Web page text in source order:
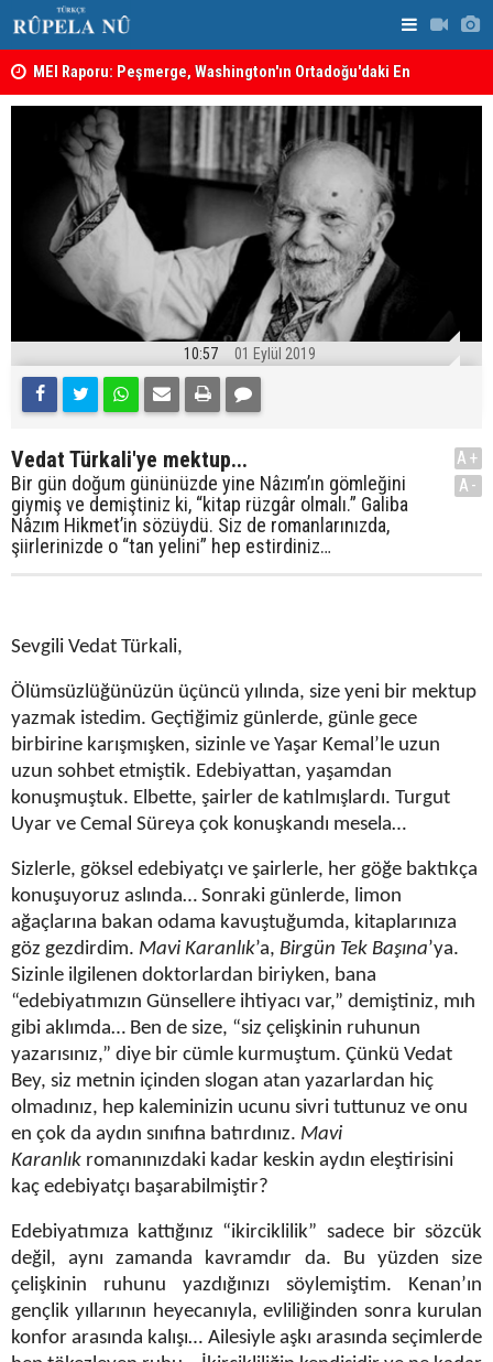
MEI Raporu: Peşmerge, Washington'ın Ortadoğu'daki En
Önemli Güvenlik Ortaklarından Biri ABD'nin
10:57 01 Eylül 2019
Vedat Türkali'ye mektup...
Bir gün doğum gününüzde yine Nâzım’ın gömleğini
giymiş ve demiştiniz ki, “kitap rüzgâr olmalı.” Galiba
Nâzım Hikmet’in sözüydü. Siz de romanlarınızda,
şiirlerinizde o “tan yelini” hep estirdiniz…
A+
A-
Sevgili Vedat Türkali,
Ölümsüzlüğünüzün üçüncü yılında, size yeni bir mektup
yazmak istedim. Geçtiğimiz günlerde, günle gece
birbirine karışmışken, sizinle ve Yaşar Kemal’le uzun
uzun sohbet etmiştik. Edebiyattan, yaşamdan
konuşmuştuk. Elbette, şairler de katılmışlardı. Turgut
Uyar ve Cemal Süreya çok konuşkandı mesela…
Sizlerle, göksel edebiyatçı ve şairlerle, her göğe baktıkça
konuşuyoruz aslında… Sonraki günlerde, limon
ağaçlarına bakan odama kavuştuğumda, kitaplarınıza
göz gezdirdim. Mavi Karanlık’a, Birgün Tek Başına’ya.
Sizinle ilgilenen doktorlardan biriyken, bana
“edebiyatımızın Günsellere ihtiyacı var,” demiştiniz, mıh
gibi aklımda… Ben de size, “siz çelişkinin ruhunun
yazarısınız,” diye bir cümle kurmuştum. Çünkü Vedat
Bey, siz metnin içinden slogan atan yazarlardan hiç
olmadınız, hep kaleminizin ucunu sivri tuttunuz ve onu
en çok da aydın sınıfına batırdınız. Mavi
Karanlık romanınızdaki kadar keskin aydın eleştirisini
kaç edebiyatçı başarabilmiştir?
Edebiyatımıza kattığınız “ikirciklilik” sadece bir sözcük
değil, aynı zamanda kavramdır da. Bu yüzden size
çelişkinin ruhunu yazdığınızı söylemiştim. Kenan’ın
gençlik yıllarının heyecanıyla, evliliğinden sonra kurulan
konfor arasında kalışı… Ailesiyle aşkı arasında seçimlerde